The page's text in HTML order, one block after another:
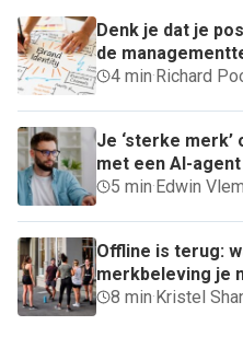
Denk je dat je
de
4 min·Richard
Je ‘sterke
met een AI-agent
5 min·Edwin
Offline is terug:
merkbeleving je
8 min·Kristel